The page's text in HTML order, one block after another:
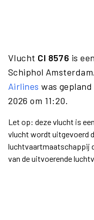
Vlucht CI 8576 is
Schiphol
Airlines was
2026 om 11:20.
Let op: deze vlucht is
vlucht wordt uitgevoerd
luchtvaartmaatschappij
van de uitvoerende